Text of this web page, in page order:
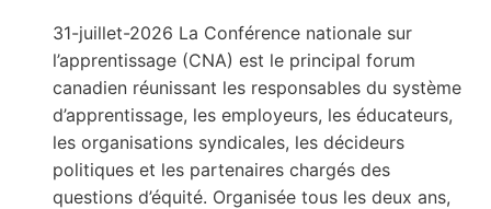
31-juillet-2026 La Conférence nationale sur
l’apprentissage (CNA) est le principal forum
canadien réunissant les responsables du système
d’apprentissage, les employeurs, les éducateurs,
les organisations syndicales, les décideurs
politiques et les partenaires chargés des
questions d’équité. Organisée tous les deux ans,